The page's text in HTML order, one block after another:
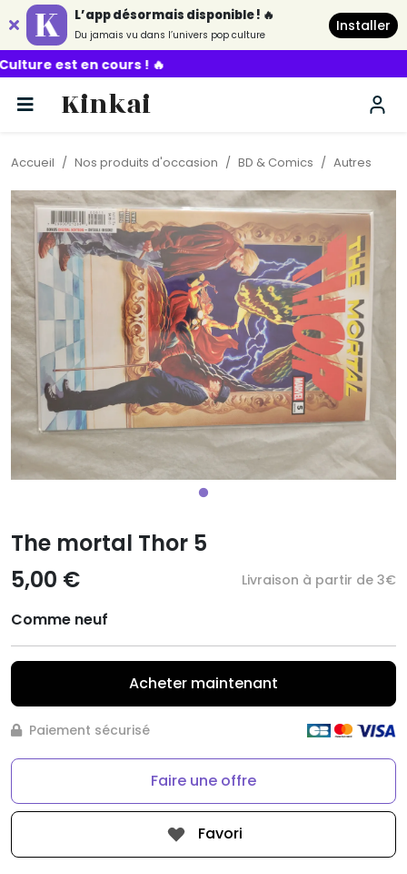
L’app désormais disponible ! 🔥
Du jamais vu dans l’univers pop culture
Installer
cours ! 🔥
Kinkai
Accueil Nos produits d'occasion BD & Comics Autres
The mortal Thor 5
5,00 €
Livraison à partir de 3€
Comme neuf
Acheter maintenant
Paiement sécurisé
Faire une offre
Favori